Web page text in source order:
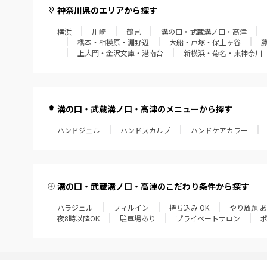
神奈川県のエリアから探す
横浜 川崎 鶴見 溝の口・武蔵溝ノ口・高津
橋本・相模原・淵野辺
大船・戸塚・保土ヶ谷
上大岡・金沢文庫・港南台
新横浜・菊名・東神奈川
溝の口・武蔵溝ノ口・高津のメニューから探す
ハンドジェル ハンドスカルプ ハンドケアカラー
溝の口・武蔵溝ノ口・高津のこだわり条件から探す
パラジェル フィルイン 持ち込み OK やり放題
夜8時以降OK
駐車場あり プライベートサロン